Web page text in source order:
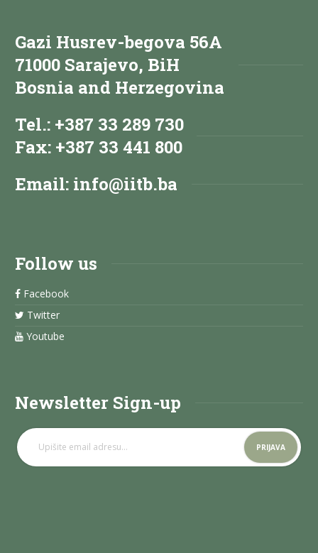
Gazi Husrev-begova 56A
71000 Sarajevo, BiH
Bosnia and Herzegovina
Tel.: +387 33 289 730
Fax: +387 33 441 800
Email: info@iitb.ba
Follow us
Facebook
Twitter
Youtube
Newsletter Sign-up